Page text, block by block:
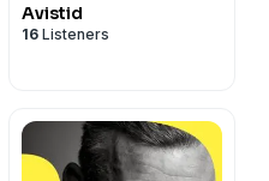
Avistid
16 Listeners